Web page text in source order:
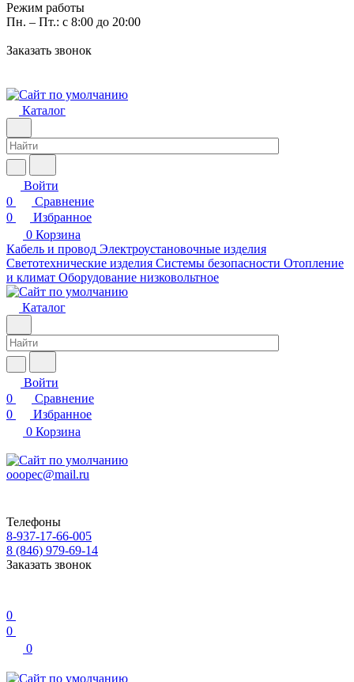
Режим работы
Пн. – Пт.: с 8:00 до 20:00
Заказать звонок
Каталог
Войти
0
Сравнение
0
Избранное
0 Корзина
Кабель и провод Электроустановочные изделия
Светотехнические изделия Системы безопасности Отопление
и климат Оборудование низковольтное
Каталог
Войти
0
Сравнение
0
Избранное
0 Корзина
ooopec@mail.ru
Телефоны
8-937-17-66-005
8 (846) 979-69-14
Заказать звонок
0
0
0